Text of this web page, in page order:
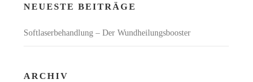
NEUESTE BEITRÄGE
Softlaserbehandlung – Der Wundheilungsbooster
ARCHIV